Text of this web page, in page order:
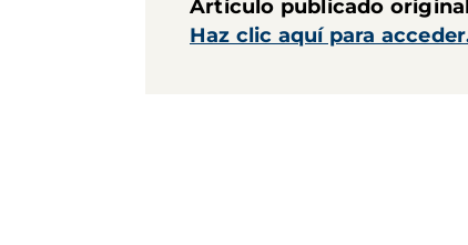
Artículo publicado
Haz clic aquí para